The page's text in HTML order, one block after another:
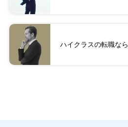
ハイクラスの転職なら